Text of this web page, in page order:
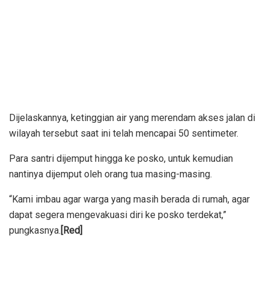
Dijelaskannya, ketinggian air yang merendam akses jalan di
wilayah tersebut saat ini telah mencapai 50 sentimeter.
Para santri dijemput hingga ke posko, untuk kemudian
nantinya dijemput oleh orang tua masing-masing.
“Kami imbau agar warga yang masih berada di rumah, agar
dapat segera mengevakuasi diri ke posko terdekat,”
pungkasnya. [Red]